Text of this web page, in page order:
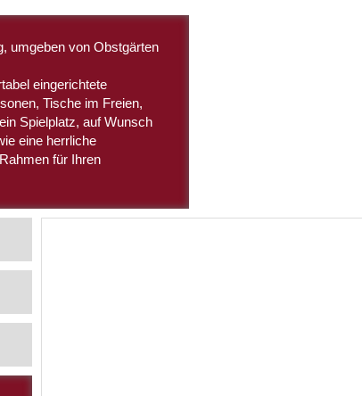
umgeben von Obstgärten
eingerichtete
Tische im Freien,
Spielplatz, auf Wunsch
eine herrliche
für Ihren